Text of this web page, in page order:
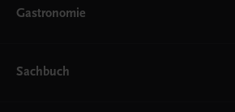
AHS
EWF/ZWF
FW
Gastronomie
Getränke
Sachbuch